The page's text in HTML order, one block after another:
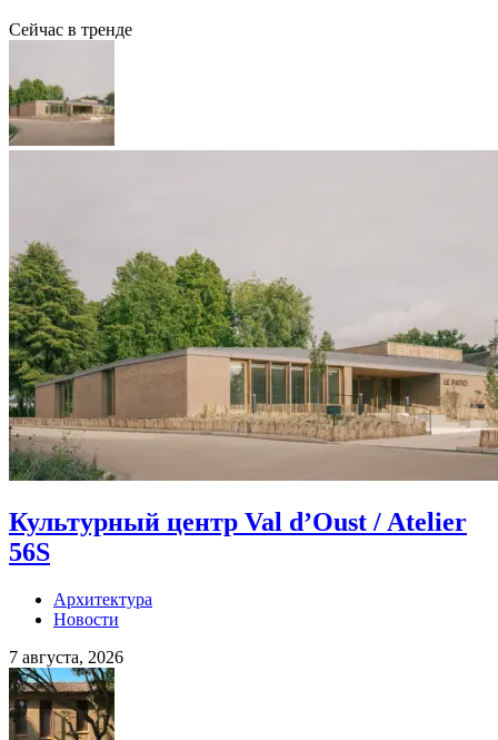
Сейчас в тренде
Культурный центр Val d’Oust / Atelier
56S
Архитектура
Новости
7 августа, 2026